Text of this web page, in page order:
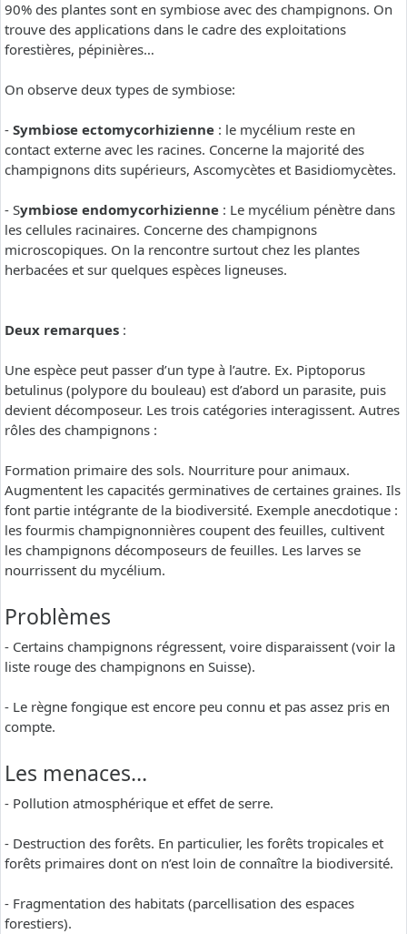
90% des plantes sont en symbiose avec des champignons. On
trouve des applications dans le cadre des exploitations
forestières, pépinières…
On observe deux types de symbiose:
- Symbiose ectomycorhizienne : le mycélium reste en
contact externe avec les racines. Concerne la majorité des
champignons dits supérieurs, Ascomycètes et Basidiomycètes.
- Symbiose endomycorhizienne : Le mycélium pénètre dans
les cellules racinaires. Concerne des champignons
microscopiques. On la rencontre surtout chez les plantes
herbacées et sur quelques espèces ligneuses.
Deux remarques :
Une espèce peut passer d’un type à l’autre. Ex. Piptoporus
betulinus (polypore du bouleau) est d’abord un parasite, puis
devient décomposeur. Les trois catégories interagissent. Autres
rôles des champignons :
Formation primaire des sols. Nourriture pour animaux.
Augmentent les capacités germinatives de certaines graines. Ils
font partie intégrante de la biodiversité. Exemple anecdotique :
les fourmis champignonnières coupent des feuilles, cultivent
les champignons décomposeurs de feuilles. Les larves se
nourrissent du mycélium.
Problèmes
- Certains champignons régressent, voire disparaissent (voir la
liste rouge des champignons en Suisse).
- Le règne fongique est encore peu connu et pas assez pris en
compte.
Les menaces…
- Pollution atmosphérique et effet de serre.
- Destruction des forêts. En particulier, les forêts tropicales et
forêts primaires dont on n’est loin de connaître la biodiversité.
- Fragmentation des habitats (parcellisation des espaces
forestiers).